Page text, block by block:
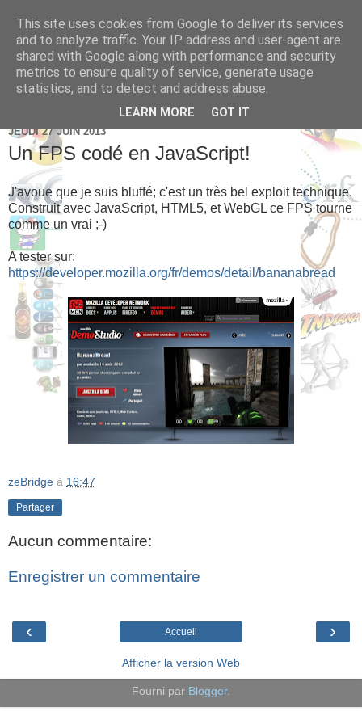
Brice Cornet: serial
entrepreneur hédoniste
JEUDI 27 JUIN 2013
Un FPS codé en JavaScript!
J'avoue que je suis bluffé; c'est un très bel exploit technique.
Construit avec JavaScript, HTML5, et WebGL ce FPS tourne
comme un vrai ;-)
A tester sur:
https://developer.mozilla.org/fr/demos/detail/bananabread
zeBridge à 16:47
Partager
Aucun commentaire:
Enregistrer un commentaire
‹ ›
Accueil
Afficher la version Web
Fourni par Blogger.
This site uses cookies from Google to deliver its services
and to analyze traffic. Your IP address and user-agent are
shared with Google along with performance and security
metrics to ensure quality of service, generate usage
statistics, and to detect and address abuse.
LEARN MORE GOT IT